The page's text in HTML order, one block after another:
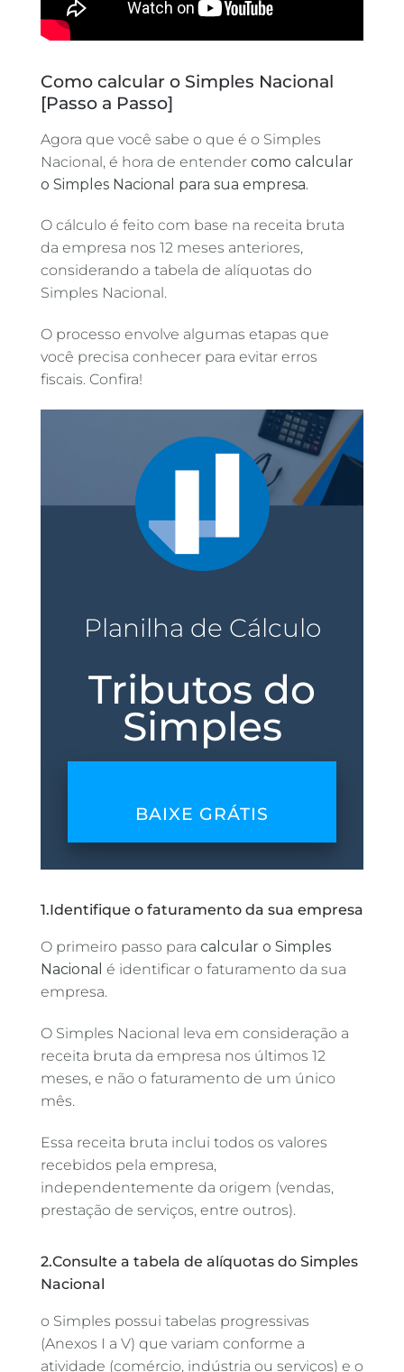
Como calcular o Simples Nacional
[Passo a Passo]
Agora que você sabe o que é o Simples
Nacional, é hora de entender como calcular
o Simples Nacional para sua empresa.
O cálculo é feito com base na receita bruta
da empresa nos 12 meses anteriores,
considerando a tabela de alíquotas do
Simples Nacional.
O processo envolve algumas etapas que
você precisa conhecer para evitar erros
fiscais. Confira!
Planilha de Cálculo
Tributos do
Simples
BAIXE GRÁTIS
1.Identifique o faturamento da sua empresa
O primeiro passo para calcular o Simples
Nacional é identificar o faturamento da sua
empresa.
O Simples Nacional leva em consideração a
receita bruta da empresa nos últimos 12
meses, e não o faturamento de um único
mês.
Essa receita bruta inclui todos os valores
recebidos pela empresa,
independentemente da origem (vendas,
prestação de serviços, entre outros).
2.Consulte a tabela de alíquotas do Simples
Nacional
o Simples possui tabelas progressivas
(Anexos I a V) que variam conforme a
atividade (comércio, indústria ou serviços) e o